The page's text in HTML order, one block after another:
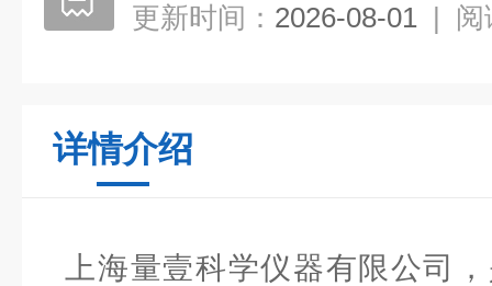
更新时间： 2026-08-01 | 阅
详情介绍
上海量壹科学仪器有限公司